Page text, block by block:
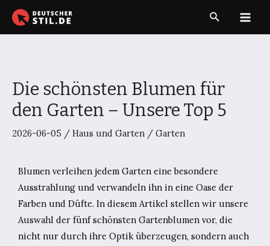
Zum
Inhalt
Suche
Die schönsten Blumen für
den Garten – Unsere Top 5
2026-06-05 / Haus und Garten / Garten
Blumen verleihen jedem Garten eine besondere
Ausstrahlung und verwandeln ihn in eine Oase der
Farben und Düfte. In diesem Artikel stellen wir unsere
Auswahl der fünf schönsten Gartenblumen vor, die
nicht nur durch ihre Optik überzeugen, sondern auch